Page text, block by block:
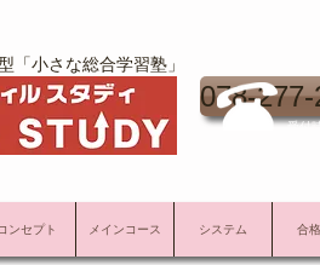
「小さな総合学習塾」
078-
受付
ンセプト メインコース システム 合